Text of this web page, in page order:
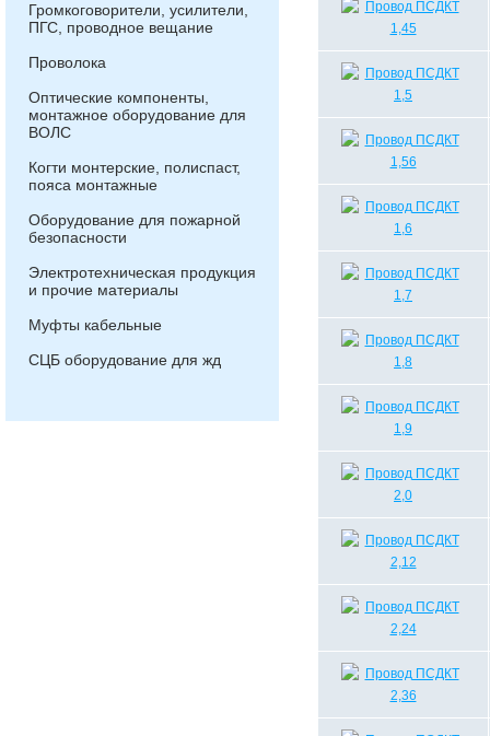
Громкоговорители, усилители,
ПГС, проводное вещание
Проволока
Оптические компоненты,
монтажное оборудование для
ВОЛС
Когти монтерские, полиспаст,
пояса монтажные
Оборудование для пожарной
безопасности
Электротехническая продукция
и прочие материалы
Муфты кабельные
СЦБ оборудование для жд